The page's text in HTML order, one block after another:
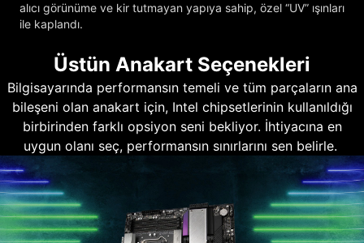
alıcı görünüme ve kir tutmayan yapıya sahip, özel “UV” ışınları
ile kaplandı.
Üstün Anakart Seçenekleri
Bilgisayarında performansın temeli ve tüm parçaların ana
bileşeni olan anakart için, Intel chipsetlerinin kullanıldığı
birbirinden farklı opsiyon seni bekliyor. İhtiyacına en
uygun olanı seç, performansın sınırlarını sen belirle.